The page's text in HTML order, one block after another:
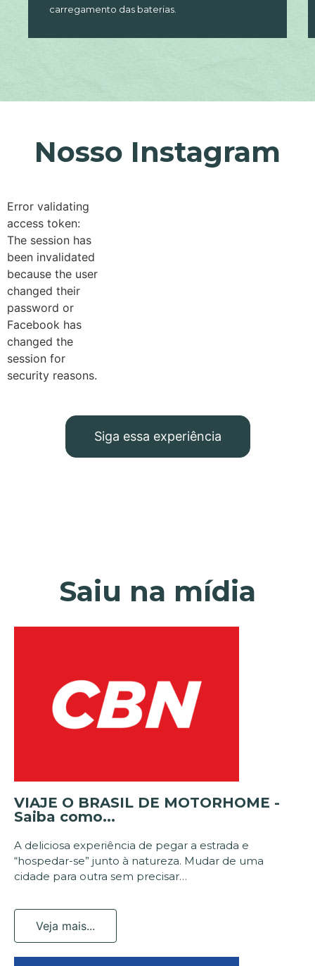
carregamento das baterias.
Nosso Instagram
Error validating
access token:
The session has
been invalidated
because the user
changed their
password or
Facebook has
changed the
session for
security reasons.
Siga essa experiência
Saiu na mídia
VIAJE O BRASIL DE MOTORHOME -
Saiba como...
A deliciosa experiência de pegar a estrada e
“hospedar-se” junto à natureza. Mudar de uma
cidade para outra sem precisar…
Veja mais...